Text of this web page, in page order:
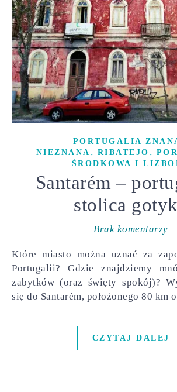
PORTUGALIA
NIEZNANA , RIBATEJO ,
ŚRODKOWA I
Santarém –
stolica
Brak komentarzy
Które miasto można uznać za zapomnianą perełkę
Portugalii? Gdzie znajdziemy
zabytków (oraz święty spokój)?
się do Santarém, położonego 80 km
CZYTAJ DALEJ